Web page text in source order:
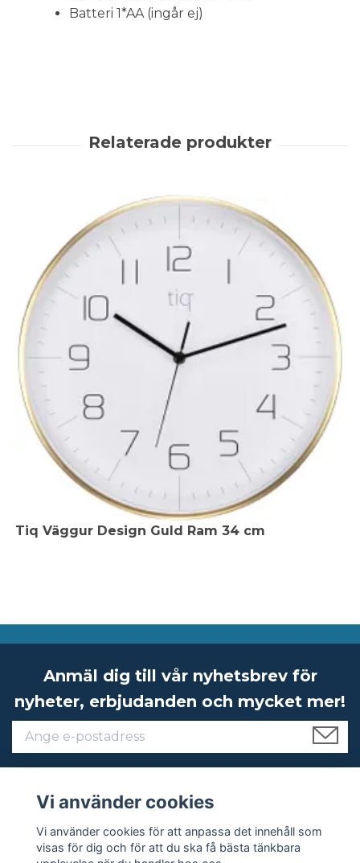
Batteri 1*AA (ingår ej)
Tiq Väggur Design Guld Ram 34 cm
Anmäl dig till vår nyhetsbrev för
nyheter, erbjudanden och mycket mer!
Om Ketonic
Kundservice
Vi använder cookies
Vi använder cookies för att anpassa det innehåll som
visas för dig och för att du ska få bästa tänkbara